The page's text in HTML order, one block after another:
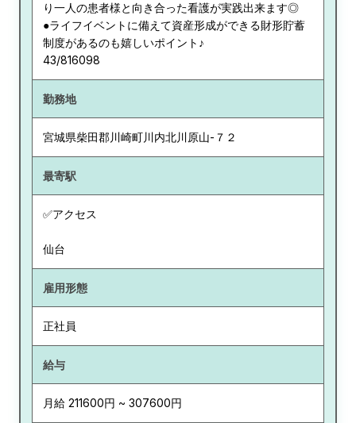
り一人の患者様と向き合った看護が実践出来ます◎
●ライフイベントに備えて資産形成ができる財形貯蓄
制度があるのも嬉しいポイント♪
43/816098
勤務地
宮城県柴田郡川崎町川内北川原山-７２
最寄駅
✅アクセス
仙台
雇用形態
正社員
給与
月給 211600円 ~ 307600円